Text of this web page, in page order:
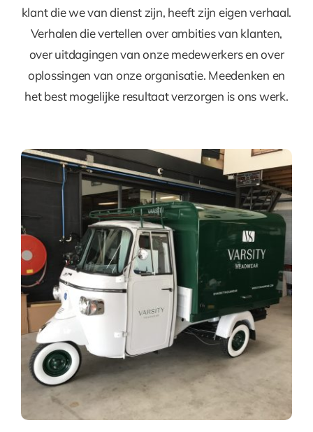
klant die we van dienst zijn, heeft zijn eigen verhaal.
Verhalen die vertellen over ambities van klanten,
over uitdagingen van onze medewerkers en over
oplossingen van onze organisatie. Meedenken en
het best mogelijke resultaat verzorgen is ons werk.